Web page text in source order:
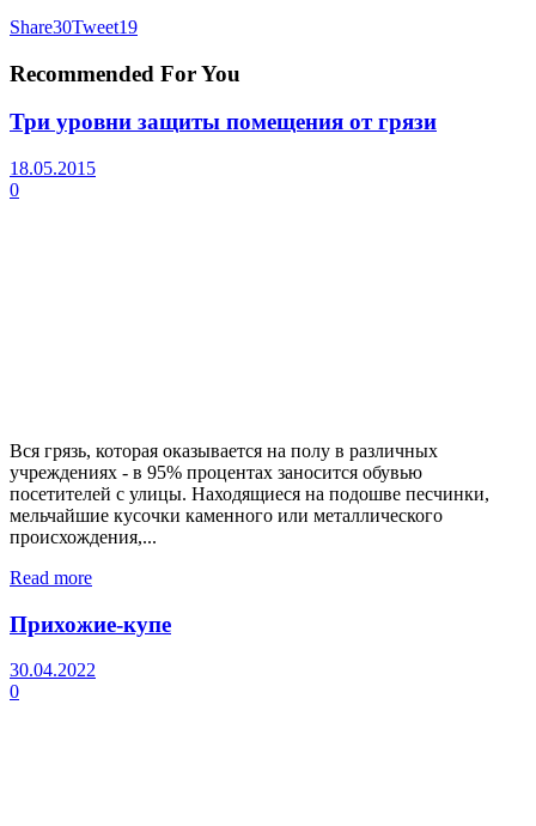
Share30Tweet19
Recommended For You
Три уровни защиты помещения от грязи
18.05.2015
0
Вся грязь, которая оказывается на полу в различных
учреждениях - в 95% процентах заносится обувью
посетителей с улицы. Находящиеся на подошве песчинки,
мельчайшие кусочки каменного или металлического
происхождения,...
Read more
Прихожие-купе
30.04.2022
0